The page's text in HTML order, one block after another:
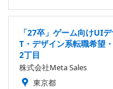
「27卒」ゲーム向けUI
T・デザイン系転職希望
2丁目
株式会社Meta Sales
東京都